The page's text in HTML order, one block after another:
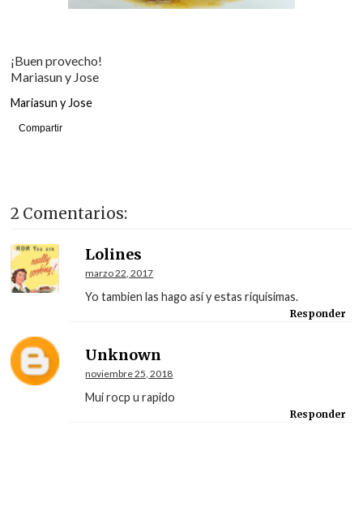
¡Buen provecho!
Mariasun y Jose
Mariasun y Jose
Compartir
2 Comentarios:
Lolines
marzo 22, 2017
Yo tambien las hago así y estas riquisimas.
Responder
Unknown
noviembre 25, 2018
Mui rocp u rapido
Responder